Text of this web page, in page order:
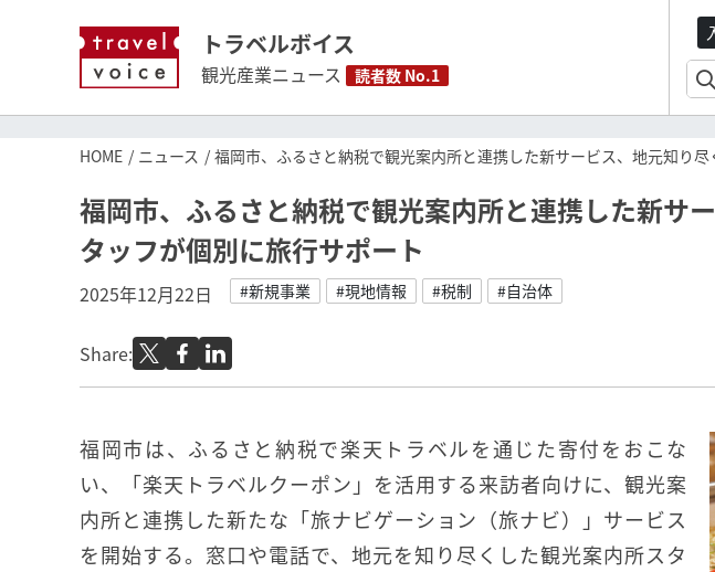
トラベルボイス
観光産業ニュース 読者数 No.1
HOME ニュース 福岡市、ふるさと納税で観光案内所と連携した新サービス、地元知り
福岡市、ふるさと納税で観光案内所と連携した新サ
タッフが個別に旅行サポート
2025年12月22日 #新規事業 #現地情報 #税制 #自治体
Share:
福岡市は、ふるさと納税で楽天トラベルを通じた寄付をおこな
い、「楽天トラベルクーポン」を活用する来訪者向けに、観光案
内所と連携した新たな「旅ナビゲーション（旅ナビ）」サービス
を開始する。窓口や電話で、地元を知り尽くした観光案内所スタ